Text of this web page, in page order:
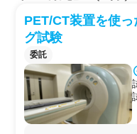
PET/CT装置を使
グ試験
委託